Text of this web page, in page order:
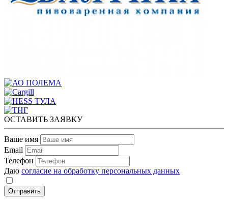
ОСТАВИТЬ ЗАЯВКУ
Ваше имя
Email
Телефон
Даю согласие на обработку персональных данных
Отправить